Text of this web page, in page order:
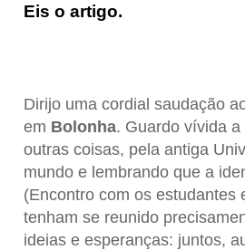
Eis o artigo.
Dirijo uma cordial saudação
em Bolonha. Guardo vívida
outras coisas, pela antiga
mundo e lembrando que a
(Encontro com os estudantes
tenham se reunido
ideias e esperanças: juntos,